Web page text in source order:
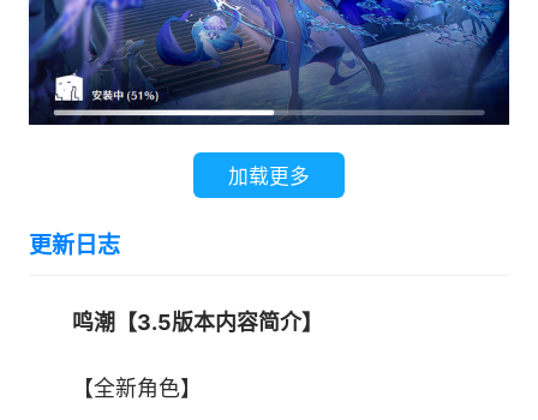
●5星共鸣者「穗穗」(冷凝 | 音感仪)
出身明庭的世家大小姐，昭明商会的年轻理事。以
水扇牵丝，以商道成锦，手中无刀剑，亦能织就人
战斗风格：【生存治疗】、【伤害加深】、【霜
加载更多
更新日志
鸣潮【3.5版本内容简介】
【全新角色】